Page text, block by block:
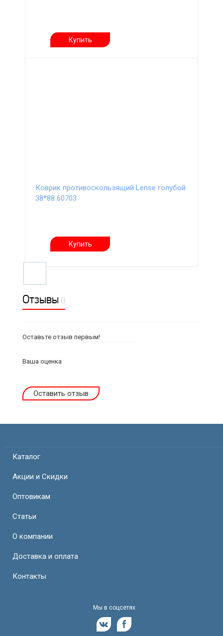
Купить
Коврик противоскользящий Lense голубой
38*88 60703
Купить
Отзывы 0
Оставьте отзыв первым!
Ваша оценка
Оставить отзыв
Каталог
Акции и Скидки
Оптовикам
Статьи
О компании
Доставка и оплата
Контакты
Мы в соцсетях